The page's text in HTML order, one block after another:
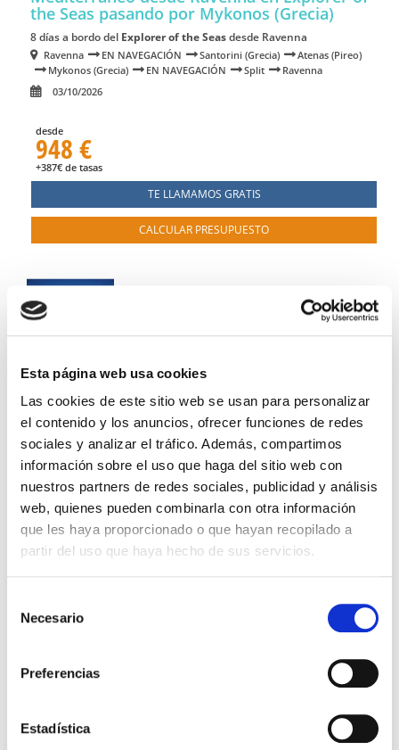
Esta página web usa cookies
Las cookies de este sitio web se usan para personalizar
el contenido y los anuncios, ofrecer funciones de redes
sociales y analizar el tráfico. Además, compartimos
información sobre el uso que haga del sitio web con
nuestros partners de redes sociales, publicidad y análisis
web, quienes pueden combinarla con otra información
que les haya proporcionado o que hayan recopilado a
partir del uso que haya hecho de sus servicios.
Necesario
Preferencias
Estadística
the Seas pasando por Mykonos (Grecia)
8 días a bordo del Explorer of the Seasdesde Ravenna
Ravenna EN NAVEGACIÓN Santorini (Grecia)
Atenas (Pireo)
Mykonos (Grecia)
EN NAVEGACIÓN Split
Ravenna
03/10/2026
desde
948 €
+387€ de tasas
TE LLAMAMOS GRATIS
CALCULAR PRESUPUESTO
Mediterráneo desde Barcelona en
NORWEGIAN EPICpasando por Livorno
8 días a bordo delNORWEGIAN EPICdesde Barcelona
Barcelona Marsella Villefranche - sur - Mer, Francia
Livorno
SALERNO, ITALIA
Civitavecchia (Roma)
04/10/2026
desde